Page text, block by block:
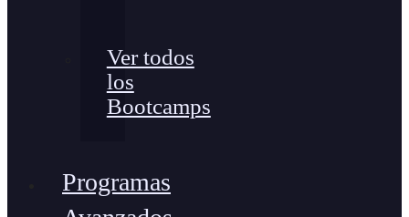
Ver todos
los
Bootcamps
Programas